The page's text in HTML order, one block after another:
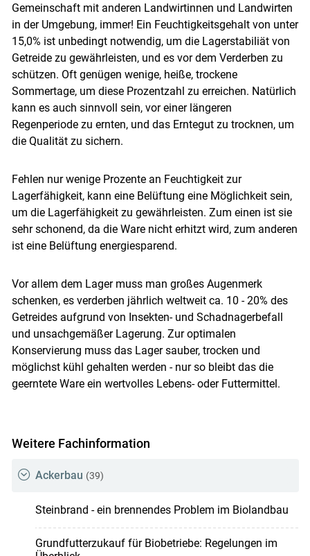
Gemeinschaft mit anderen Landwirtinnen und Landwirten
in der Umgebung, immer! Ein Feuchtigkeitsgehalt von unter
15,0% ist unbedingt notwendig, um die Lagerstabiliät von
Getreide zu gewährleisten, und es vor dem Verderben zu
schützen. Oft genügen wenige, heiße, trockene
Sommertage, um diese Prozentzahl zu erreichen. Natürlich
kann es auch sinnvoll sein, vor einer längeren
Regenperiode zu ernten, und das Erntegut zu trocknen, um
die Qualität zu sichern.
Fehlen nur wenige Prozente an Feuchtigkeit zur
Lagerfähigkeit, kann eine Belüftung eine Möglichkeit sein,
um die Lagerfähigkeit zu gewährleisten. Zum einen ist sie
sehr schonend, da die Ware nicht erhitzt wird, zum anderen
ist eine Belüftung energiesparend.
Vor allem dem Lager muss man großes Augenmerk
schenken, es verderben jährlich weltweit ca. 10 - 20% des
Getreides aufgrund von Insekten- und Schadnagerbefall
und unsachgemäßer Lagerung. Zur optimalen
Konservierung muss das Lager sauber, trocken und
möglichst kühl gehalten werden - nur so bleibt das die
geerntete Ware ein wertvolles Lebens- oder Futtermittel.
Weitere Fachinformation
Ackerbau (39)
Steinbrand - ein brennendes Problem im Biolandbau
Grundfutterzukauf für Biobetriebe: Regelungen im